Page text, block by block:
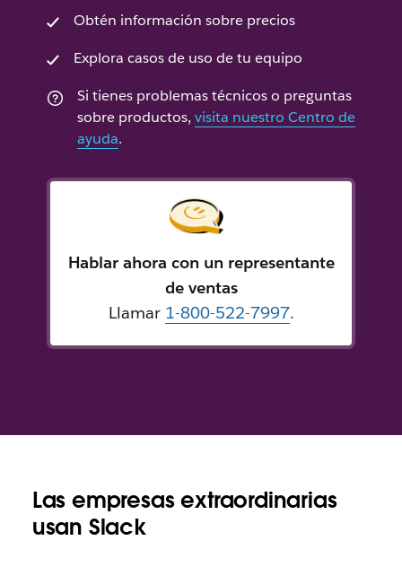
Obtén información sobre precios
Explora casos de uso de tu equipo
Si tienes problemas técnicos o preguntas
sobre productos, visita nuestro Centro de
ayuda.
Hablar ahora con un representante
de ventas
Llamar 1-800-522-7997.
Las empresas extraordinarias
usan Slack